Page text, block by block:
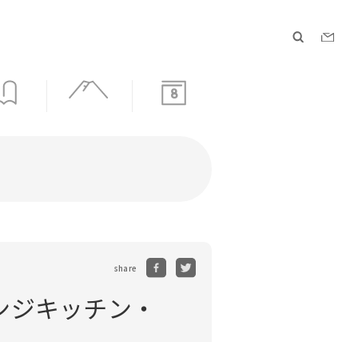
8
share
キッチン・